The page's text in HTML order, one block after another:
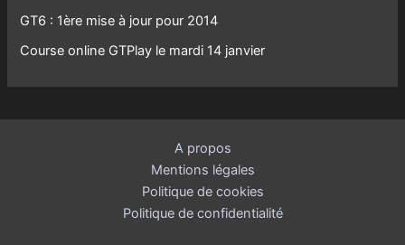
GT6 : 1ère mise à jour pour 2014
Course online GTPlay le mardi 14 janvier
A propos
Mentions légales
Politique de cookies
Politique de confidentialité